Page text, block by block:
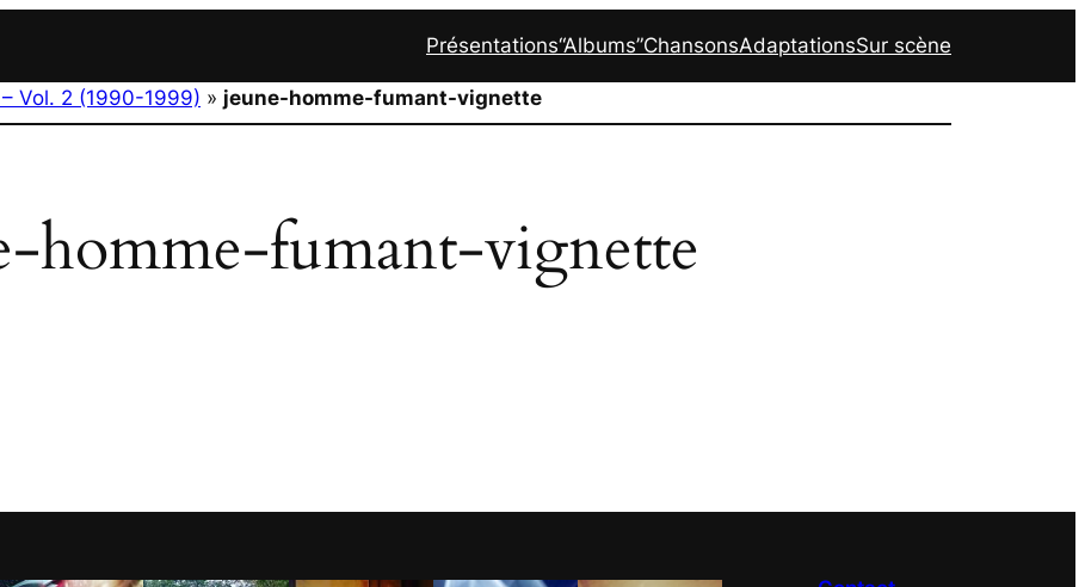
Présentations“Albums”ChansonsAdaptationsSur scène
Vol. 2 (1990-1999) » jeune-homme-fumant-vignette
homme-fumant-vignette